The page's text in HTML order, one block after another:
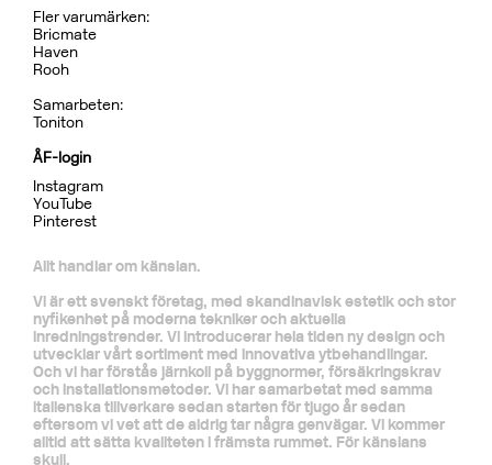
Fler varumärken:
Bricmate
Haven
Rooh
Samarbeten:
Toniton
ÅF-login
Allt handlar om känslan.
Vi är ett svenskt företag, med skandinavisk estetik och stor
nyfikenhet på moderna tekniker och aktuella
inredningstrender. Vi introducerar hela tiden ny design och
utvecklar vårt sortiment med innovativa ytbehandlingar.
Och vi har förstås järnkoll på byggnormer, försäkringskrav
och installationsmetoder. Vi har samarbetat med samma
italienska tillverkare sedan starten för tjugo år sedan
eftersom vi vet att de aldrig tar några genvägar. Vi kommer
alltid att sätta kvaliteten i främsta rummet. För känslans
skull.
Instagram
YouTube
Pinterest